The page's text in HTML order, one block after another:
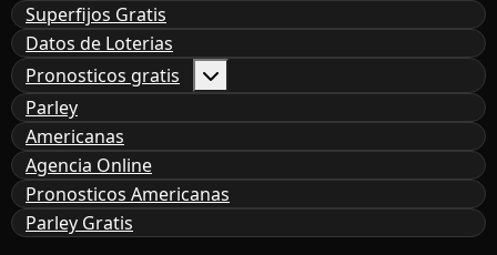
Superfijos Gratis
Datos de Loterias
Pronosticos gratis
Parley
Americanas
Agencia Online
Pronosticos Americanas
Parley Gratis